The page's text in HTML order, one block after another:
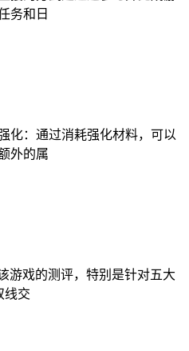
务和日
化：通过消耗强化材料，可以
外的属
游戏的测评，特别是针对五大
线交